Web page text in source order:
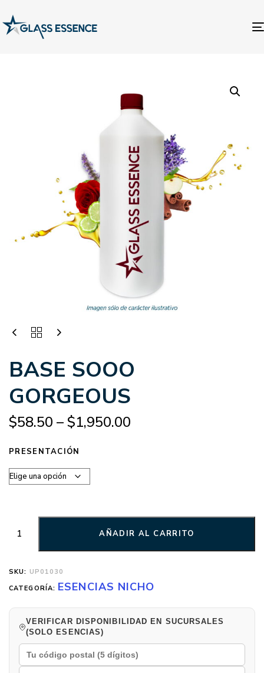
BASE SOOO
GORGEOUS
$58.50 –$1,950.00
PRESENTACIÓN
AÑADIR AL CARRITO
SKU: UP01030
CATEGORÍA: ESENCIAS NICHO
VERIFICAR DISPONIBILIDAD EN SUCURSALES
(SOLO ESENCIAS)